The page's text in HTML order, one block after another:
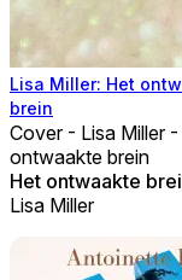
Lisa Miller: Het
brein
Cover - Lisa Miller
ontwaakte brein
Het ontwaakte
Lisa Miller